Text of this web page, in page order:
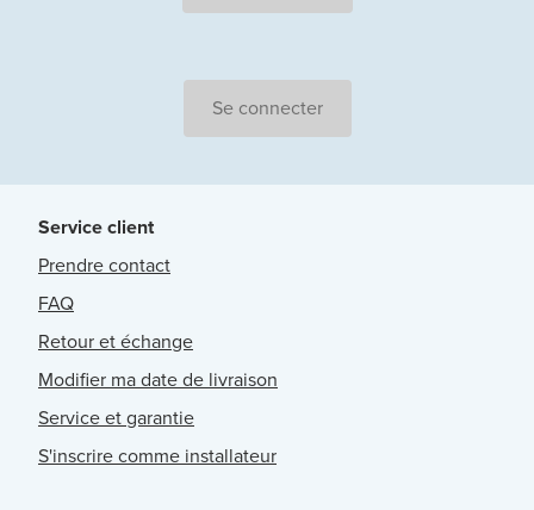
Se connecter
Service client
Prendre contact
FAQ
Retour et échange
Modifier ma date de livraison
Service et garantie
S'inscrire comme installateur